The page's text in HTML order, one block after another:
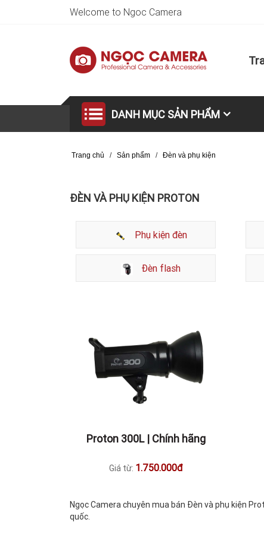
Welcome to Ngoc Camera
DANH MỤC SẢN PHẨM
Trang chủ / Sản phẩm / Đèn và phụ kiện
ĐÈN VÀ PHỤ KIỆN PROTON
Phụ kiện đèn
Đèn flash
Proton 300L | Chính hãng
Giá từ: 1.750.000đ
Ngọc Camera chuyên mua bán Đèn và phụ kiện
quốc.